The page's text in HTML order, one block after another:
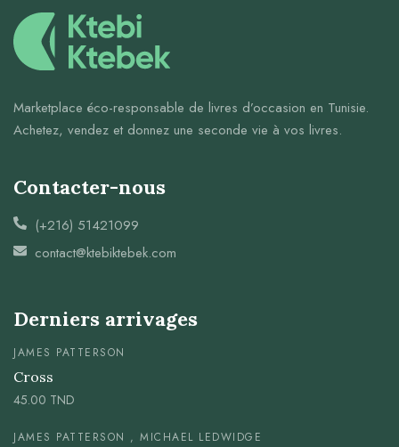
Marketplace éco-responsable de livres d’occasion en Tunisie.
Achetez, vendez et donnez une seconde vie à vos livres.
Contacter-nous
(+216) 51421099
contact@ktebiktebek.com
Derniers arrivages
JAMES PATTERSON
Cross
45.00 TND
JAMES PATTERSON , MICHAEL LEDWIDGE